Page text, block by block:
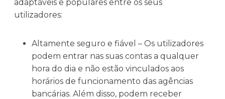
adaptáveis e populares entre os seus
utilizadores:
Altamente seguro e fiável – Os utilizadores
podem entrar nas suas contas a qualquer
hora do dia e não estão vinculados aos
horários de funcionamento das agências
bancárias. Além disso, podem receber